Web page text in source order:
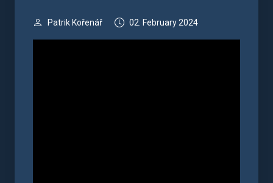
Patrik Kořenář 02. February 2024